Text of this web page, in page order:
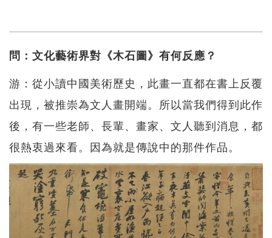
問：文化藝術界對《木石圖》有何反應？
游：從小讀中國美術歷史，此畫一直都在書上反覆
出現，被推崇為文人畫開端。所以當我們得到此作
後，有一些老師、長輩、畫家、文人聽到消息，都
很熱衷過來看。因為就是傳說中的那件作品。